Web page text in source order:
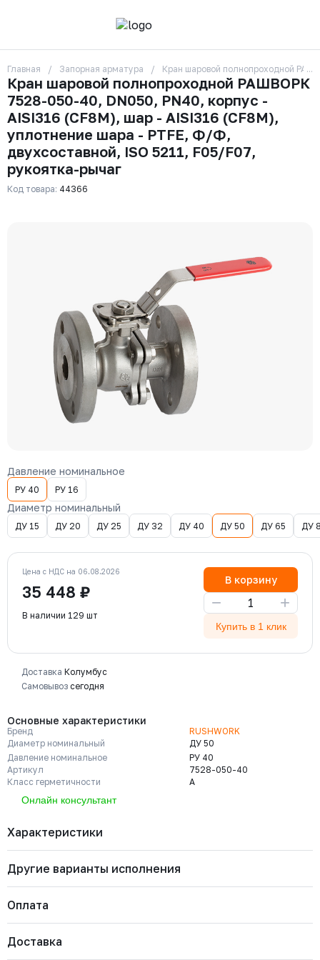
О компании
Контакты
Бренды
Отзывы
Сотрудники
Вакансии
Доставка
Оплата
Вопрос-ответ
zakaz325@ks-rus.com
Email для связи
Одинцово, Внуковская 9, пав. 31
Пункт выдачи заказов
Главная Запорная арматура Кран шаровой полнопроходной
Кран шаровой полнопроходной РАШВОРК
7528-050-40, DN050, PN40, корпус -
AISI316 (CF8М), шар - AISI316 (CF8М),
уплотнение шара - PTFE, Ф/Ф,
двухсоставной, ISO 5211, F05/F07,
рукоятка-рычаг
Код товара: 44366
Давление номинальное
РУ 40 РУ 16
Диаметр номинальный
ДУ 15 ДУ 20 ДУ 25 ДУ 32 ДУ 40 ДУ 50 ДУ 65 ДУ
Основные характеристики
Бренд
RUSHWORK
Диаметр номинальный
ДУ 50
Давление номинальное
РУ 40
Артикул
7528-050-40
Класс герметичности
A
Онлайн консультант
Цена с НДС на 06.08.2026
35 448 ₽
В наличии 129 шт
В корзину
− +
Купить в 1 клик
Доставка Колумбус
Самовывоз сегодня
Характеристики
Бренд
Диаметр номинальный
ДУ 50
Артикул
Марка материала уплотнения
запирающего элемента
Другие варианты исполнения
Давление номинальное
Оплата
Важно: Отгрузка товара производится после 100%
Доставка